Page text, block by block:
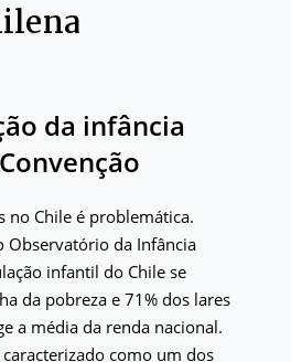
da infância
no Chile é problemática.
Observatório da Infância
infantil do Chile se
da pobreza e 71% dos lares
a média da renda nacional.
como um dos